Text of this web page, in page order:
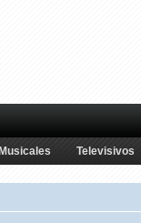
Musicales Televisivos